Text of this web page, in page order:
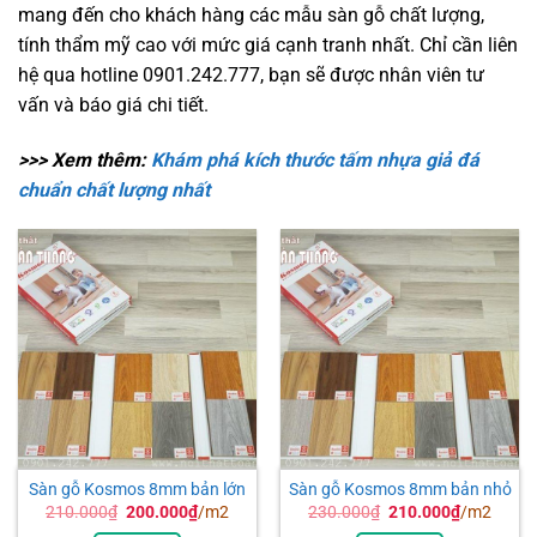
mang đến cho khách hàng các mẫu sàn gỗ chất lượng,
tính thẩm mỹ cao với mức giá cạnh tranh nhất. Chỉ cần liên
hệ qua hotline 0901.242.777, bạn sẽ được nhân viên tư
vấn và báo giá chi tiết.
>>> Xem thêm: Khám phá kích thước tấm nhựa giả đá
chuẩn chất lượng nhất
Sàn gỗ Kosmos 8mm bản lớn
210.000₫ Giá
200.000₫Giá
hiện
/m2
Sàn gỗ Kosmos 8mm bản nhỏ
230.000₫ Giá
210.000₫Giá
hiện
/m2